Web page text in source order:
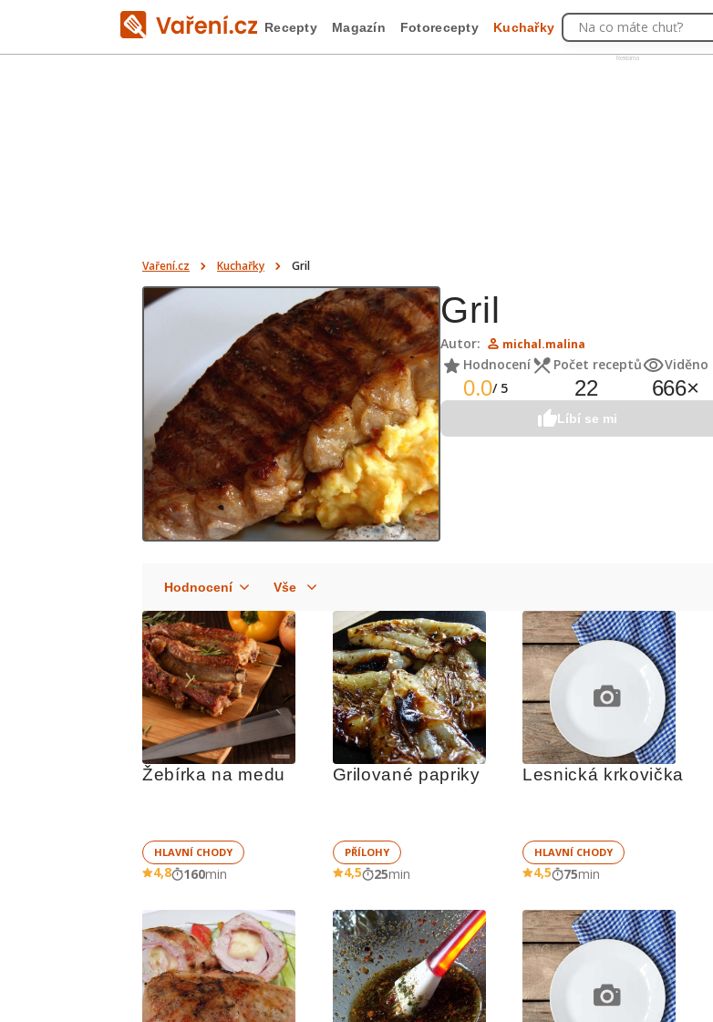
Reklama
Recepty Magazín Fotorecepty Kuchařky Na co máte chuť?
Vaření.cz Kuchařky Gril
Gril
Autor: michal.malina
Hodnocení
0.0/ 5
Počet receptů
22
Viděno
666×
Líbí se mi
Žebírka na medu
HLAVNÍ CHODY
4,8 160min
Grilované papriky
PŘÍLOHY
4,5 25min
Lesnická krkovička
HLAVNÍ CHODY
4,5 75min